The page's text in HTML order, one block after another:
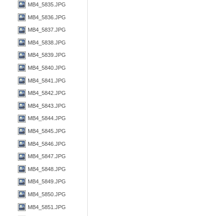
MB4_5835.JPG
MB4_5836.JPG
MB4_5837.JPG
MB4_5838.JPG
MB4_5839.JPG
MB4_5840.JPG
MB4_5841.JPG
MB4_5842.JPG
MB4_5843.JPG
MB4_5844.JPG
MB4_5845.JPG
MB4_5846.JPG
MB4_5847.JPG
MB4_5848.JPG
MB4_5849.JPG
MB4_5850.JPG
MB4_5851.JPG